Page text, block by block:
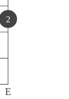
E
2